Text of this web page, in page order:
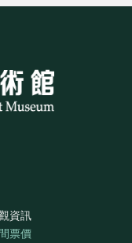
資訊
票價